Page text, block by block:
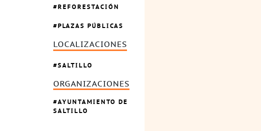
REFORESTACIÓN
PLAZAS PÚBLICAS
LOCALIZACIONES
SALTILLO
ORGANIZACIONES
AYUNTAMIENTO DE
SALTILLO